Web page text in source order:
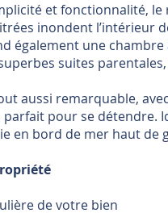
et fonctionnalité,
inondent l’intérieur
également une chambre
suites
aussi remarquable,
pour se détendre.
en bord de mer haut
de votre bien